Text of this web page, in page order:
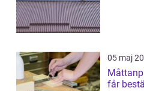
05 maj
får